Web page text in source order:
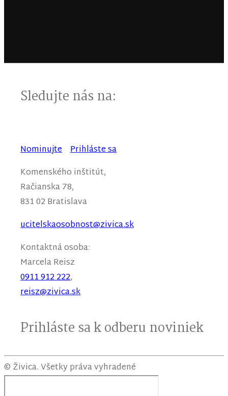
Sledujte nás na:
Nominujte Prihláste sa
Komenského inštitút,
Račianska 78,
831 02 Bratislava
ucitelskaosobnost@zivica.sk
Kontaktná osoba:
MarcelaReisz
0911 912 222,
reisz@zivica.sk
Prihláste sa k odberu noviniek
© Živica. Všetky práva vyhradené